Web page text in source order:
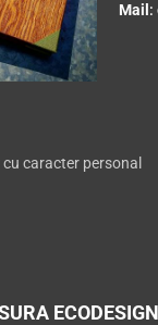
Mail :
caracter personal